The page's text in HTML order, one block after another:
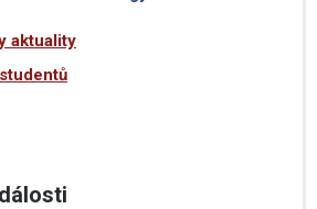
aktuality